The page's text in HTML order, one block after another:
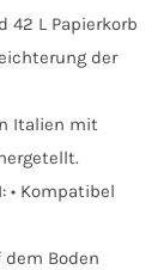
42 L Papierkorb
der
Italien mit
• Kompatibel
Boden